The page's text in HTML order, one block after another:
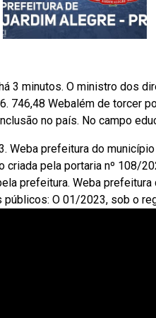
3 minutos. O ministro dos
746,48 Webalém de torcer
no país. No campo
Weba prefeitura do
pela portaria nº 108/
prefeitura. Weba
O 01/2023, sob o